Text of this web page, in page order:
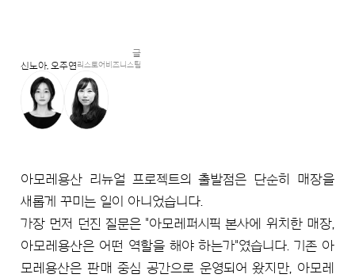
글
신노아, 오주연 리스토어비즈니스팀
아모레용산 리뉴얼 프로젝트의 출발점은 단순히 매장을
새롭게 꾸미는 일이 아니었습니다.
가장 먼저 던진 질문은 "아모레퍼시픽 본사에 위치한 매장,
아모레용산은 어떤 역할을 해야 하는가"였습니다. 기존 아
모레용산은 판매 중심 공간으로 운영되어 왔지만, 아모레